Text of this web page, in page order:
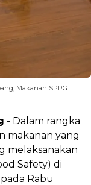
Makanan SPPG
- Dalam rangka
makanan yang
melaksanakan
Safety) di
Rabu